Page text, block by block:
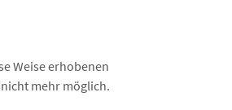
Weise erhobenen
mehr möglich.